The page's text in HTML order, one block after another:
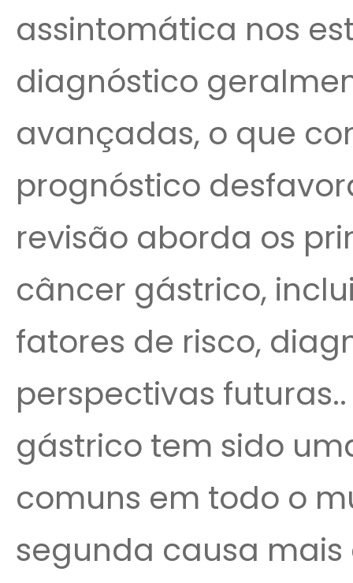
assintomática nos
diagnóstico
avançadas, o que
prognóstico
revisão aborda os
câncer gástrico,
fatores de risco,
perspectivas
gástrico tem sido
comuns em todo o
segunda causa